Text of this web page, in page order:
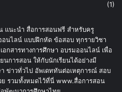
(1)
แนะนำ สื่อการสอนฟรี สำหรับครู
อนไลน์ แบบฝึกหัด ข้อสอบ ทุกรายวิชา
กสารทางการศึกษา อบรมออนไลน์ เพื่อ
นการสอน ให้กับนักเรียนได้อย่างมี
ข่าวทั่วไป อัพเดททันต่อเหตุการณ์ สอบ
รวมทั้งหมดไว้ที่นี่ www.สื่อการสอน